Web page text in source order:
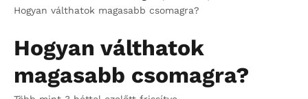
Hogyan válthatok magasabb csomagra?
Hogyan válthatok
magasabb csomagra?